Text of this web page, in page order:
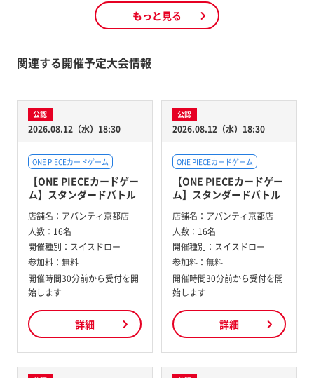
もっと見る
関連する開催予定大会情報
公認
2026.08.12（水）18:30
ONE PIECEカードゲーム
【ONE PIECEカードゲー
ム】スタンダードバトル
店舗名： アバンティ京都店
人数： 16名
開催種別： スイスドロー
参加料： 無料
開催時間30分前から受付を開
始します
詳細
公認
2026.08.12（水）18:30
ONE PIECEカードゲーム
【ONE PIECEカードゲー
ム】スタンダードバトル
店舗名： アバンティ京都店
人数： 16名
開催種別： スイスドロー
参加料： 無料
開催時間30分前から受付を開
始します
詳細